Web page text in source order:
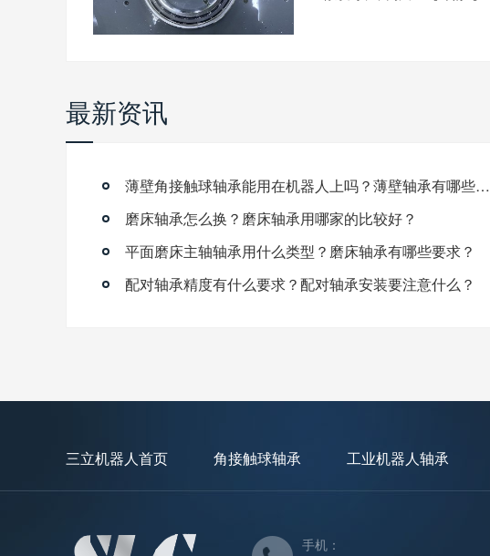
最新资讯
薄壁角接触球轴承能用在机器人上吗？薄壁轴承有哪些优点？
磨床轴承怎么换？磨床轴承用哪家的比较好？
平面磨床主轴轴承用什么类型？磨床轴承有哪些要求？
配对轴承精度有什么要求？配对轴承安装要注意什么？
三立机器人首页 角接触球轴承 工业机器人轴承
手机：